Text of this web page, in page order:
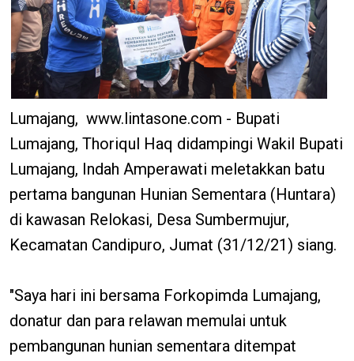
Lumajang, www.lintasone.com - Bupati
Lumajang, Thoriqul Haq didampingi Wakil Bupati
Lumajang, Indah Amperawati meletakkan batu
pertama bangunan Hunian Sementara (Huntara)
di kawasan Relokasi, Desa Sumbermujur,
Kecamatan Candipuro, Jumat (31/12/21) siang.
"Saya hari ini bersama Forkopimda Lumajang,
donatur dan para relawan memulai untuk
pembangunan hunian sementara ditempat